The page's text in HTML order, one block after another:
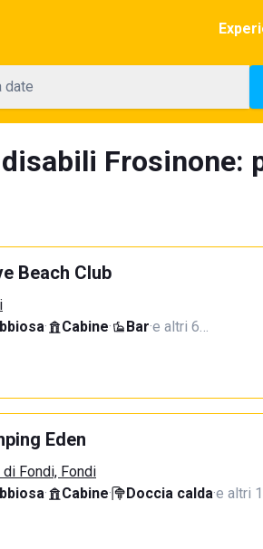
date
Frosinone:
Beach Club
· Cabine· Bar·e altri 6…
Eden
Fondi, Fondi
· Cabine· Doccia calda·e altri